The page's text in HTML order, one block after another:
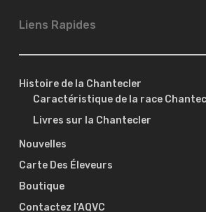
Liens Rapides
Histoire de la Chantecler
Caractéristique de la race
Livres sur la Chantecler
Nouvelles
Carte Des Éleveurs
Boutique
Contactez l’AQVC